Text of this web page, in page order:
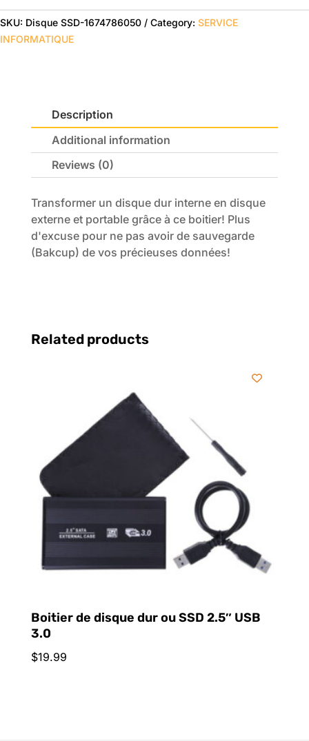
disque
dur
quantity
SKU: Disque SSD-1674786050 Category: SERVICE
INFORMATIQUE
Description
Additional information
Reviews (0)
Transformer un disque dur interne en disque
externe et portable grâce à ce boitier! Plus
d'excuse pour ne pas avoir de sauvegarde
(Bakcup) de vos précieuses données!
Related products
Boitier de disque dur ou SSD 2.5″ USB
3.0
$19.99